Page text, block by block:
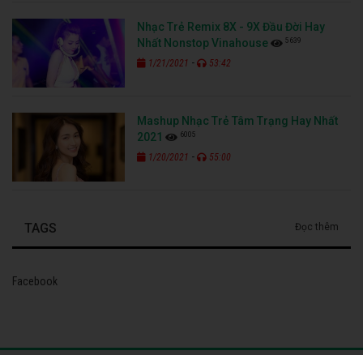
Nhạc Trẻ Remix 8X - 9X Đầu Đời Hay
Nhất Nonstop Vinahouse
5639
1/21/2021 - 53:42
Mashup Nhạc Trẻ Tâm Trạng Hay Nhất
2021
6005
1/20/2021 - 55:00
TAGS Đọc thêm
Facebook